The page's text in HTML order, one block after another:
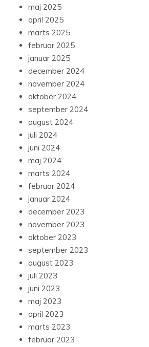
maj 2025
april 2025
marts 2025
februar 2025
januar 2025
december 2024
november 2024
oktober 2024
september 2024
august 2024
juli 2024
juni 2024
maj 2024
marts 2024
februar 2024
januar 2024
december 2023
november 2023
oktober 2023
september 2023
august 2023
juli 2023
juni 2023
maj 2023
april 2023
marts 2023
februar 2023